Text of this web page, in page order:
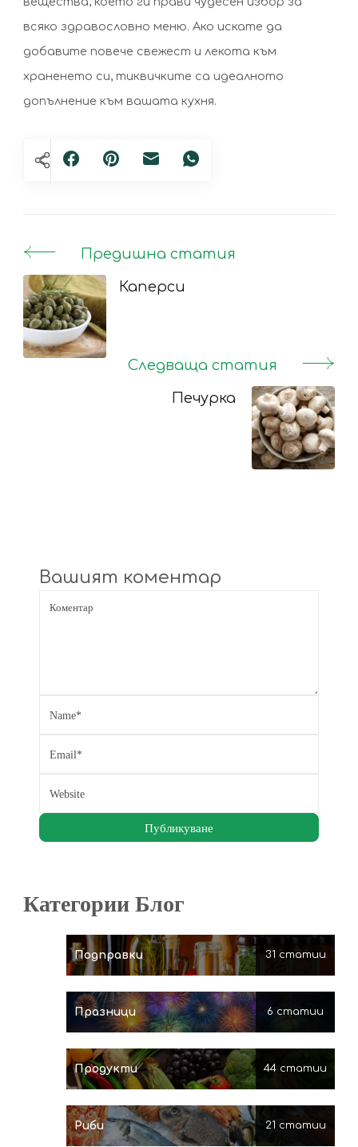
всяко здравословно меню. Ако искате да
добавите повече свежест и лекота към
храненето си, тиквичките са идеалното
допълнение към вашата кухня.
Post
Navigation
Предишна статия
Каперси
Следваща статия
Печурка
Вашият коментар
Категории Блог
Подправки 31 статии
Празници 6 статии
Продукти 44 статии
Риби 21 статии